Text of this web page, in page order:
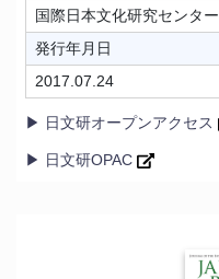
国際日本文化研究センター
発行年月日
2017.07.24
▶ 日文研オープンアクセス
▶ 日文研OPAC